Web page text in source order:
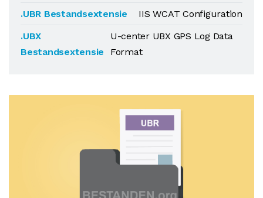
.UBR Bestandsextensie
IIS WCAT Configuration
.UBX
Bestandsextensie
U-center UBX GPS Log Data
Format